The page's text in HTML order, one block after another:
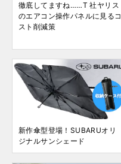
徹底してますね……T 社ヤリス
のエアコン操作パネルに見るコ
スト削減策
新作傘型登場！SUBARUオリ
ジナルサンシェード